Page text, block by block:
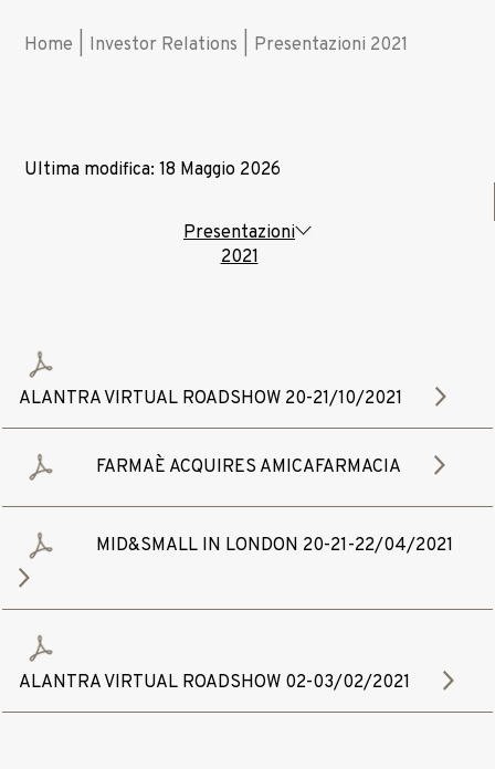
Home Investor Relations Presentazioni 2021
Ultima modifica: 18 Maggio 2026
Presentazioni
2021
ALANTRA VIRTUAL ROADSHOW 20-21/10/2021
FARMAÈ ACQUIRES AMICAFARMACIA
MID&SMALL IN LONDON 20-21-22/04/2021
ALANTRA VIRTUAL ROADSHOW 02-03/02/2021